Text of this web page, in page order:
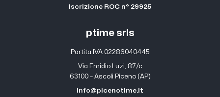
Iscrizione ROC n° 29925
ptime srls
Partita IVA 02286040445
Via Emidio Luzi, 87/c
63100 – Ascoli Piceno (AP)
info@picenotime.it